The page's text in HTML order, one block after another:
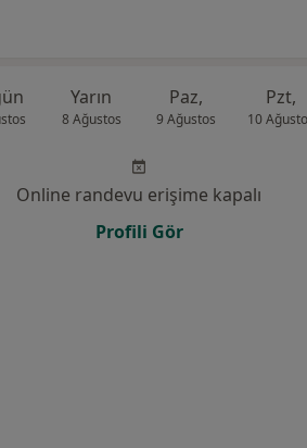
Yarın
8 Ağustos
Paz,
9 Ağustos
Pzt,
10
Online randevu erişime kapalı
Profili Gör